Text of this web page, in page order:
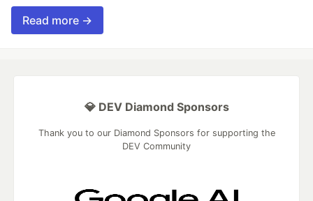
Read more →
💎 DEV Diamond Sponsors
Thank you to our Diamond Sponsors for supporting the
DEV Community